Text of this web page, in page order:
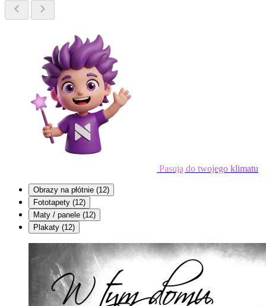
Pasują do twojego klimatu
Obrazy na płótnie (12)
Fototapety (12)
Maty / panele (12)
Plakaty (12)